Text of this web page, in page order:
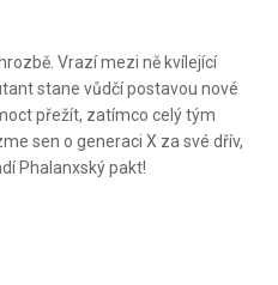
Vrazí mezi ně kvílející
stane vůdčí postavou nové
přežít, zatímco celý tým
sen o generaci X za své dřív,
Phalanxský pakt!